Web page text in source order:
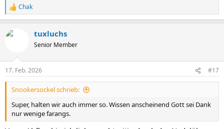
R
e
k
n
e
n
Chak
tuxluchs
Senior Member
17. Feb. 2026 #17
Snookersockel schrieb:
Super, halten wir auch immer so. Wissen anscheinend Gott sei Dank
nur wenige farangs.